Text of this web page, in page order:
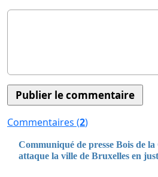
Commentaires (2)
Communiqué de presse Bois de
attaque la ville de Bruxelles en